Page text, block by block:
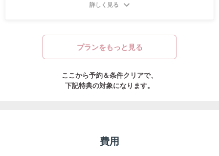
詳しく見る
プランをもっと見る
ここから予約＆条件クリアで、
下記特典の対象になります。
費用